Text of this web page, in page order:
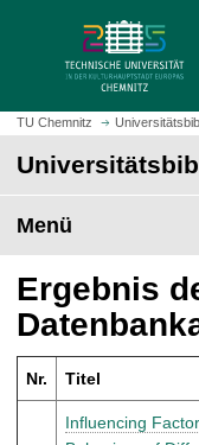
z
m
t
e
i
t
u
f
u
f
TU Chemnitz
Menü
Ergebnis
Nr. Titel
Influencing